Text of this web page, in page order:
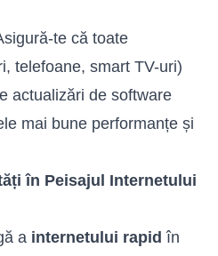
te că toate
telefoane, smart TV-uri)
actualizări de software
mai bune performanțe și
în Peisajul Internetului
a internetului rapid în